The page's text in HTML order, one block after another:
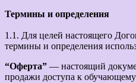
Термины и определения
1.1. Для целей настоящего
термины и определения
“Оферта” — настоящий
продажи доступа к